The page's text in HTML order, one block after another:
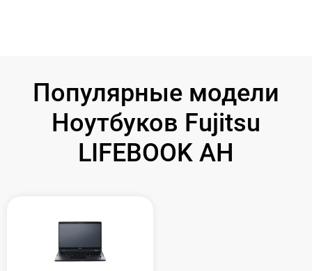
Популярные модели
Ноутбуков Fujitsu
LIFEBOOK AH